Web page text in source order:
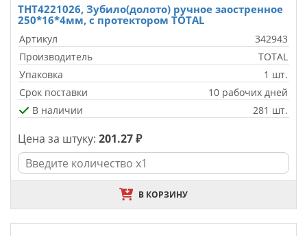
THT4221026, Зубило(долото) ручное заостренное
250*16*4мм, с протектором TOTAL
Артикул
342943
Производитель
TOTAL
Упаковка
1 шт.
Срок поставки
10 рабочих дней
В наличии
281 шт.
Цена за штуку: 201.27 ₽
В КОРЗИНУ